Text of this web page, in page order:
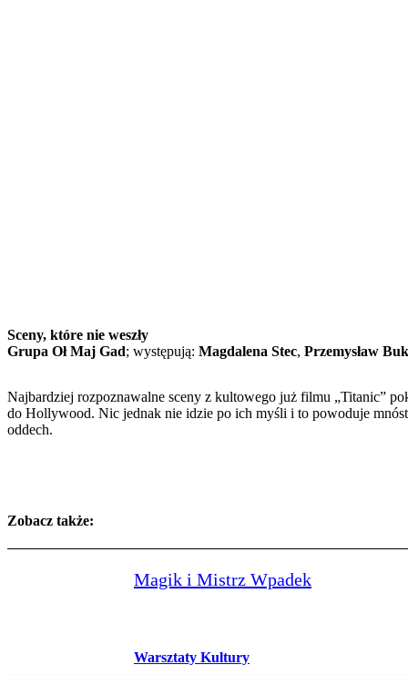
Sceny, które nie weszły
Grupa Oł Maj Gad; występują: Magdalena Stec, Przemysław
Najbardziej rozpoznawalne sceny z kultowego już filmu „Titanic”
do Hollywood. Nic jednak nie idzie po ich myśli i to powoduje
oddech.
Zobacz także:
Magik i Mistrz Wpadek
Warsztaty Kultury